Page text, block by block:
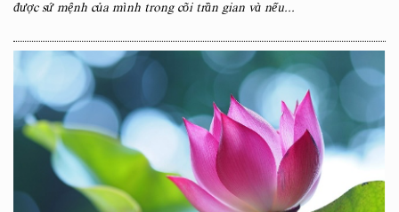
được sứ mệnh của mình trong cõi trần gian và nếu...